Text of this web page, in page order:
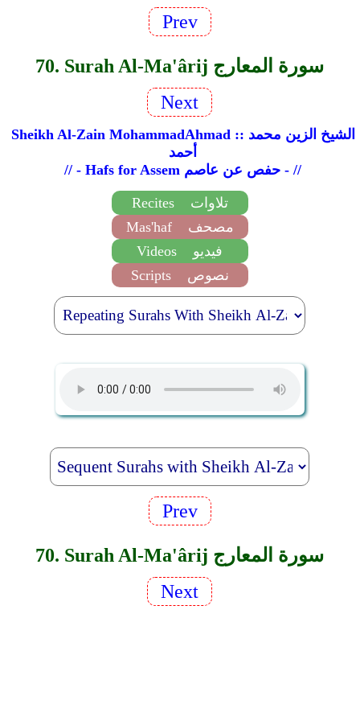
Prev
70. Surah Al-Ma'ârij سورة المعارج
Next
Sheikh Al-Zain MohammadAhmad :: الشيخ الزين محمد
أحمد
// - Hafs for Assem حفص عن عاصم - //
Recites
تلاوات
Mas'haf
مصحف
Videos
فيديو
Scripts
نصوص
Prev
70. Surah Al-Ma'ârij سورة المعارج
Next